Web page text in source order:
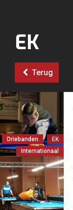
EK
Terug
Driebanden
EK
Internationaal